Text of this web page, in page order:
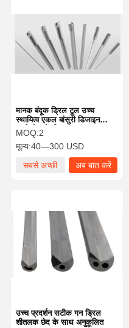
मानक बंदूक ड्रिल टूल उच्च
स्थायित्व एकल बांसुरी डिजाइन
एयरोस्पेस के लिए
MOQ:2
मूल्य:40—300 USD
सबसे अच्छी
अब बात करें
उच्च प्रदर्शन सटीक गन ड्रिल
शीतलक छेद के साथ अनुकूलित